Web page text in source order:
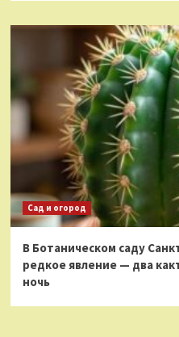
Сад и огород
В Ботаническом саду
редкое явление — два
ночь